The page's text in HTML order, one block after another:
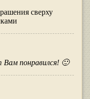
сверху
Вам понравился! 🙂